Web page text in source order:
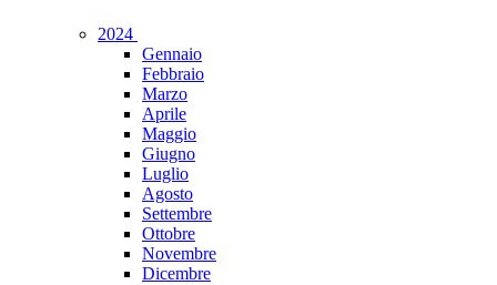
2024
Gennaio
Febbraio
Marzo
Aprile
Maggio
Giugno
Luglio
Agosto
Settembre
Ottobre
Novembre
Dicembre